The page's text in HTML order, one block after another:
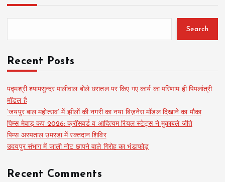
Search
Recent Posts
पद्मश्री श्यामसुन्दर पालीवाल बोले धरातल पर किए गए कार्य का परिणाम ही पिपलांत्री
मॉडल है
‘जयपुर बाल महोत्सव’ में झीलों की नगरी का नया बिज़नेस मॉडल दिखाने का मौका
पिम्स मेवाड़ कप 2026: क्रॉसवर्ड व आदित्यम रियल स्टेट्स ने मुकाबले जीते
पिम्स अस्पताल उमरडा में रक्तदान शिविर
उदयपुर संभाग में जाली नोट छापने वाले गिरोह का भंडाफोड़
Recent Comments